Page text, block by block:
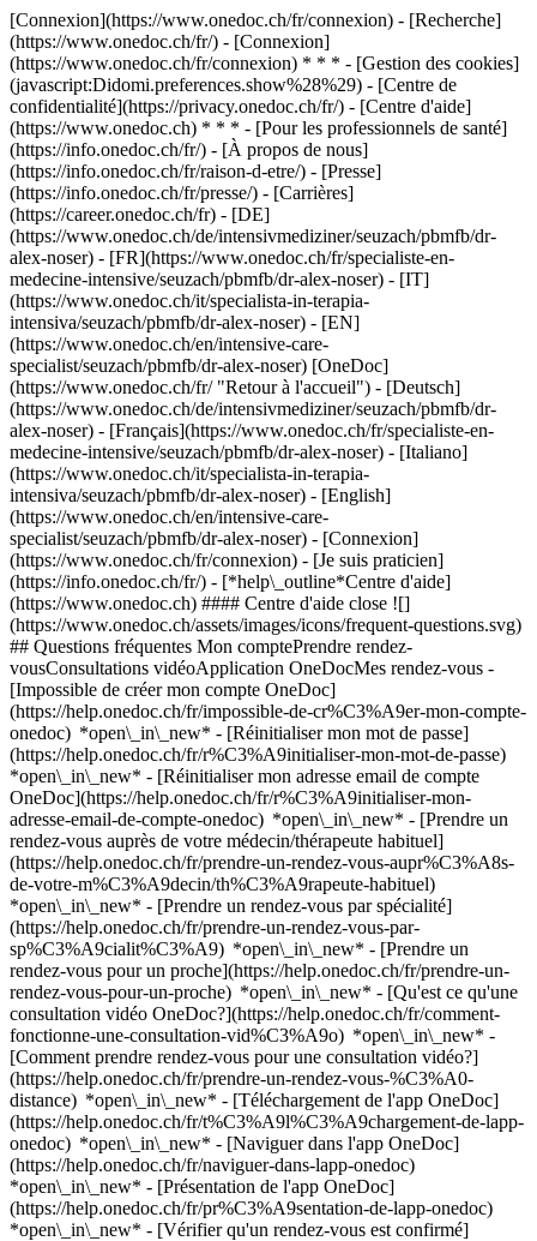
[Connexion](https://www.onedoc.ch/fr/connexion) - [Recherche]
(https://www.onedoc.ch/fr/) - [Connexion]
(https://www.onedoc.ch/fr/connexion) * * * - [Gestion des cookies]
(javascript:Didomi.preferences.show%28%29) - [Centre de
confidentialité](https://privacy.onedoc.ch/fr/) - [Centre d'aide]
(https://www.onedoc.ch) * * * - [Pour les professionnels de santé]
(https://info.onedoc.ch/fr/) - [À propos de nous]
(https://info.onedoc.ch/fr/raison-d-etre/) - [Presse]
(https://info.onedoc.ch/fr/presse/) - [Carrières]
(https://career.onedoc.ch/fr) - [DE]
(https://www.onedoc.ch/de/intensivmediziner/seuzach/pbmfb/dr-
alex-noser) - [FR](https://www.onedoc.ch/fr/specialiste-en-
medecine-intensive/seuzach/pbmfb/dr-alex-noser) - [IT]
(https://www.onedoc.ch/it/specialista-in-terapia-
intensiva/seuzach/pbmfb/dr-alex-noser) - [EN]
(https://www.onedoc.ch/en/intensive-care-
specialist/seuzach/pbmfb/dr-alex-noser) [OneDoc]
(https://www.onedoc.ch/fr/ "Retour à l'accueil") - [Deutsch]
(https://www.onedoc.ch/de/intensivmediziner/seuzach/pbmfb/dr-
alex-noser) - [Français](https://www.onedoc.ch/fr/specialiste-en-
medecine-intensive/seuzach/pbmfb/dr-alex-noser) - [Italiano]
(https://www.onedoc.ch/it/specialista-in-terapia-
intensiva/seuzach/pbmfb/dr-alex-noser) - [English]
(https://www.onedoc.ch/en/intensive-care-
specialist/seuzach/pbmfb/dr-alex-noser) - [Connexion]
(https://www.onedoc.ch/fr/connexion) - [Je suis praticien]
(https://info.onedoc.ch/fr/) - [*help\_outline*Centre d'aide]
(https://www.onedoc.ch) #### Centre d'aide close ![]
(https://www.onedoc.ch/assets/images/icons/frequent-questions.svg)
## Questions fréquentes Mon comptePrendre rendez-
vousConsultations vidéoApplication OneDocMes rendez-vous -
[Impossible de créer mon compte OneDoc]
(https://help.onedoc.ch/fr/impossible-de-cr%C3%A9er-mon-compte-
onedoc) *open\_in\_new* - [Réinitialiser mon mot de passe]
(https://help.onedoc.ch/fr/r%C3%A9initialiser-mon-mot-de-passe)
*open\_in\_new* - [Réinitialiser mon adresse email de compte
OneDoc](https://help.onedoc.ch/fr/r%C3%A9initialiser-mon-
adresse-email-de-compte-onedoc) *open\_in\_new* - [Prendre un
rendez-vous auprès de votre médecin/thérapeute habituel]
(https://help.onedoc.ch/fr/prendre-un-rendez-vous-aupr%C3%A8s-
de-votre-m%C3%A9decin/th%C3%A9rapeute-habituel)
*open\_in\_new* - [Prendre un rendez-vous par spécialité]
(https://help.onedoc.ch/fr/prendre-un-rendez-vous-par-
sp%C3%A9cialit%C3%A9) *open\_in\_new* - [Prendre un
rendez-vous pour un proche](https://help.onedoc.ch/fr/prendre-un-
rendez-vous-pour-un-proche) *open\_in\_new* - [Qu'est ce qu'une
consultation vidéo OneDoc?](https://help.onedoc.ch/fr/comment-
fonctionne-une-consultation-vid%C3%A9o) *open\_in\_new* -
[Comment prendre rendez-vous pour une consultation vidéo?]
(https://help.onedoc.ch/fr/prendre-un-rendez-vous-%C3%A0-
distance) *open\_in\_new* - [Téléchargement de l'app OneDoc]
(https://help.onedoc.ch/fr/t%C3%A9l%C3%A9chargement-de-lapp-
onedoc) *open\_in\_new* - [Naviguer dans l'app OneDoc]
(https://help.onedoc.ch/fr/naviguer-dans-lapp-onedoc)
*open\_in\_new* - [Présentation de l'app OneDoc]
(https://help.onedoc.ch/fr/pr%C3%A9sentation-de-lapp-onedoc)
*open\_in\_new* - [Vérifier qu'un rendez-vous est confirmé](https://help.onedoc.ch/fr/v%C3%A9rifier-quun-rendez-vous-est-confirm%C3%A9) *open\_in\_new* - [Annuler un rendez-vous pris en ligne sur OneDoc](https://help.onedoc.ch/fr/annuler-un-rendez-vous-pris-en-ligne-sur-onedoc) *open\_in\_new* - [Je ne reçois pas de confirmation de rendez-vous](https://help.onedoc.ch/fr/je-ne-re%C3%A7ois-pas-de-confirmation-de-rendez-vous) *open\_in\_new* [Voir tous nos articles *open\_in\_new*](https://help.onedoc.ch/fr/) ![Dr. Noser, spécialiste en médecine intensive à Seuzach](https://www.onedoc.ch/assets/images/male.png "Dr. Noser, spécialiste en médecine intensive à Seuzach") # Dr. Alex Noser ## Spécialiste en médecine intensive Résumé Carte Présentation Ce praticien n'est pas encore réservable en ligne sur OneDoc.[Prenez RDV en ligne avec un spécialiste en médecine intensive à Seuzach grâce à OneDoc.](https://www.onedoc.ch/fr/specialiste-en-medecine-intensive/seuzach) ![Icône patient avec un signe plus annonçant que le professionnel accepte de nouveaux patients](https://www.onedoc.ch/assets/images/icons/new-patients.svg) ### Patients acceptés Dr. Alex Noser accepte les nouveaux patients ![Icône mallette annonçant les spécialités du professionnel de santé](https://www.onedoc.ch/assets/images/icons/specialties.svg) ### Spécialités Anesthésiologie Médecine intensive ![Marqueur annonçant la carte et les informations d’accès du cabinet](https://www.onedoc.ch/assets/images/icons/map.svg) ### Carte et informations d'accès #### [narkose.ch Seuzach](https://www.onedoc.ch/fr/cabinet-de-groupe/seuzach/exi9/narkose-ch-seuzach) Deisrütistrasse 7 / Oberohringen 8472 Seuzach ![Icône document annonçant la présentation de l’établissement](https://www.onedoc.ch/assets/images/icons/presentation.svg) ### Présentation du professionnel de santé Dr. Noser, __spécialiste en médecine intensive à Seuzach__, vous reçoit dans son cabinet Deisrütistrasse 7 / Oberohringen. Dr. Noser est spécialiste en __médecine intensive à Seuzach__. Pour plus d'informations et prendre rendez-vous, composez le [052 320 01 20](tel:+41523200120). * * * #### Langues parlées allemand ![Icône bulle de dialogue annonçant la section FAQ](https://www.onedoc.ch/assets/images/icons/faq.svg) ### FAQ *expand\_more* *keyboard\_arrow\_right* ## Quelle est l'adresse de Dr. Alex Noser? Dr. Alex Noser reçoit des patients à Deisrütistrasse 7 / Oberohringen, 8472 Seuzach. * * * *keyboard\_arrow\_right* ## Quelles sont les langues parlées par Dr. Alex Noser? Dr. Alex Noser propose des consultations en allemand. * * * *keyboard\_arrow\_right* ## Quel est le numéro de téléphone de Dr. Alex Noser? Le numéro de téléphone de Dr. Alex Noser est [052 320 01 20](tel:+41523200120). * * * *keyboard\_arrow\_right* ## Quelles sont les spécialités de Dr. Alex Noser? Dr. Alex Noser est spécialiste en [anesthésiologie](https://www.onedoc.ch/fr/anesthesiste/seuzach) et [médecine intensive](https://www.onedoc.ch/fr/specialiste-en-medecine-intensive/seuzach) à Seuzach. 1. [OneDoc](https://www.onedoc.ch/fr/)/ 2. [Spécialiste en médecine intensive](https://www.onedoc.ch/fr/specialiste-en-medecine-intensive)/ 3. [Canton de Zurich](https://www.onedoc.ch/fr/specialiste-en-medecine-intensive/canton-de-zurich)/ 4. [Seuzach](https://www.onedoc.ch/fr/specialiste-en-medecine-intensive/seuzach)/ 5. Dr. Alex Noser [*edit*Mettre à jour ces informations ou supprimer ma fiche](mailto:support@onedoc.ch?subject=Mise%20%C3%A0%20jour%20description%20-%20Dr.%20Alex%20Noser%20-%20%23140985) ### Vous êtes Dr. Alex Noser? Prenez le contrôle de votre profil OneDoc! Optimisez la gestion de votre cabinet médical avec notre solution de prise de rendez-vous en ligne: *call\_received*Réduisez les no-shows grâce aux SMS de rappel envoyés automatiquement. *access\_time*Simplifiez la gestion de votre cabinet et économisez du temps administratif. *visibility*Proposez la prise de rendez-vous en ligne, un service apprécié par vos patients. *thumb\_up*Boostez votre visibilité grâce au premier site de rendez-vous médicaux en Suisse. [Découvrir OneDoc Pro](https://info.onedoc.ch/fr/) ### Téléchargez l'app OneDoc Prenez rendez-vous en ligne chez un médecin, un dentiste ou un thérapeute proche de vous en Suisse. L'application OneDoc vous permet de gérer tous vos rendez-vous médicaux depuis votre natel, n'importe où et n'importe quand. ![Code QR redirigeant vers l’App Store ou Google Play pour télécharger l’app OneDoc Patients](https://www.onedoc.ch/assets/images/download-app-qr.jpeg) Scannez le QR code pour télécharger l’application [![Téléchargez notre application sur l'App Store!](https://www.onedoc.ch/assets/images/app-store-badge-fr.svg)](https://apps.apple.com/ch/app/onedoc/id1592376413?l=fr)[![Téléchargez notre application sur le Google Play Store!](https://www.onedoc.ch/assets/images/google-play-badge-fr.png)](https://play.google.com/store/apps/details?id=ch.onedoc.patient&hl=fr-CH) *keyboard\_arrow\_right* ## Spécialités associées [Anesthésiste à Zurich](https://www.onedoc.ch/fr/anesthesiste/zurich)[Anesthésiste à Rafz](https://www.onedoc.ch/fr/anesthesiste/rafz)[Anesthésiste à Uitikon](https://www.onedoc.ch/fr/anesthesiste/uitikon)[Anesthésiste à Winkel](https://www.onedoc.ch/fr/anesthesiste/winkel)[Spécialiste en médecine intensive à Winkel](https://www.onedoc.ch/fr/specialiste-en-medecine-intensive/winkel) *keyboard\_arrow\_right* ## Recherches fréquentes [Spécialiste en médecine interne générale à Zurich](https://www.onedoc.ch/fr/specialiste-en-medecine-interne-generale/zurich)[Gynécologue obstétricien à Zurich](https://www.onedoc.ch/fr/gynecologue-obstetricien/zurich)[Ophtalmologue à Zurich](https://www.onedoc.ch/fr/ophtalmologue/zurich)[Masseur classique à Zurich](https://www.onedoc.ch/fr/masseur-classique/zurich)[Physiothérapeute à Zurich](https://www.onedoc.ch/fr/physiotherapeute/zurich)[Médecin généraliste à Zurich](https://www.onedoc.ch/fr/medecin-generaliste/zurich)[Dermatologue à Zurich](https://www.onedoc.ch/fr/dermatologue/zurich)[Centre de vaccination à Zurich](https://www.onedoc.ch/fr/centre-de-vaccination/zurich)[Spécialiste en médecine esthétique à Zurich](https://www.onedoc.ch/fr/specialiste-en-medecine-esthetique/zurich)[Réflexologue à Zurich](https://www.onedoc.ch/fr/reflexologue/zurich)[Masseur médical à Zurich](https://www.onedoc.ch/fr/masseur-medical/zurich)[Physiothérapeute à Winterthour](https://www.onedoc.ch/fr/physiotherapeute/winterthour)[Ostéopathe à Zurich](https://www.onedoc.ch/fr/osteopathe/zurich)[Gastro-entérologue à Zurich](https://www.onedoc.ch/fr/gastro-enterologue/zurich)[Neurologue à Zurich](https://www.onedoc.ch/fr/neurologue/zurich)[Médecin généraliste à Winterthour](https://www.onedoc.ch/fr/medecin-generaliste/winterthour)[Médecin-dentiste à Zurich](https://www.onedoc.ch/fr/medecin-dentiste/zurich)[Naturopathe MCO/TEN à Zurich](https://www.onedoc.ch/fr/naturopathe-mco-ten/zurich)[Prestations de santé en pharmacie à Zurich](https://www.onedoc.ch/fr/prestations-de-sante-en-pharmacie/zurich)[Cardiologue à Zurich](https://www.onedoc.ch/fr/cardiologue/zurich)[Hygiéniste dentaire à Zurich](https://www.onedoc.ch/fr/hygieniste-dentaire/zurich) *keyboard\_arrow\_right* ## Annuaire des professionnels de santé suisses [Liste des praticiens](https://www.onedoc.ch/fr/annuaire) [A](https://www.onedoc.ch/fr/annuaire/A) [B](https://www.onedoc.ch/fr/annuaire/B) [C](https://www.onedoc.ch/fr/annuaire/C) [D](https://www.onedoc.ch/fr/annuaire/D) [E](https://www.onedoc.ch/fr/annuaire/E) [F](https://www.onedoc.ch/fr/annuaire/F) [G](https://www.onedoc.ch/fr/annuaire/G) [H](https://www.onedoc.ch/fr/annuaire/H) [I](https://www.onedoc.ch/fr/annuaire/I) [J](https://www.onedoc.ch/fr/annuaire/J) [K](https://www.onedoc.ch/fr/annuaire/K) [L](https://www.onedoc.ch/fr/annuaire/L) [M](https://www.onedoc.ch/fr/annuaire/M) [N](https://www.onedoc.ch/fr/annuaire/N) [O](https://www.onedoc.ch/fr/annuaire/O) [P](https://www.onedoc.ch/fr/annuaire/P) [Q](https://www.onedoc.ch/fr/annuaire/Q) [R](https://www.onedoc.ch/fr/annuaire/R) [S](https://www.onedoc.ch/fr/annuaire/S) [T](https://www.onedoc.ch/fr/annuaire/T) [U](https://www.onedoc.ch/fr/annuaire/U) [V](https://www.onedoc.ch/fr/annuaire/V) [W](https://www.onedoc.ch/fr/annuaire/W) [X](https://www.onedoc.ch/fr/annuaire/X) [Y](https://www.onedoc.ch/fr/annuaire/Y) [Z](https://www.onedoc.ch/fr/annuaire/Z) ## OneDoc [Pour les professionnels de santé](https://info.onedoc.ch/fr/) [À propos de nous](https://info.onedoc.ch/fr/raison-d-etre/) [Presse](https://info.onedoc.ch/fr/presse/) [Carrières](https://career.onedoc.ch/fr) [Centre de confidentialité](https://privacy.onedoc.ch/fr/) [Gestion des cookies](javascript:Didomi.preferences.show%28%29) [Centre d'aide](https://help.onedoc.ch/fr/) ## Langues [Deutsch](https://www.onedoc.ch/de/intensivmediziner/seuzach/pbmfb/dr-alex-noser) [Français](https://www.onedoc.ch/fr/specialiste-en-medecine-intensive/seuzach/pbmfb/dr-alex-noser) [Italiano](https://www.onedoc.ch/it/specialista-in-terapia-intensiva/seuzach/pbmfb/dr-alex-noser) [English](https://www.onedoc.ch/en/intensive-care-specialist/seuzach/pbmfb/dr-alex-noser) ## Spécialités associées [Anesthésiste à Zurich](https://www.onedoc.ch/fr/anesthesiste/zurich) [Anesthésiste à Rafz](https://www.onedoc.ch/fr/anesthesiste/rafz) [Anesthésiste à Uitikon](https://www.onedoc.ch/fr/anesthesiste/uitikon) [Anesthésiste à Winkel](https://www.onedoc.ch/fr/anesthesiste/winkel) [Spécialiste en médecine intensive à Winkel](https://www.onedoc.ch/fr/specialiste-en-medecine-intensive/winkel) ## Recherches fréquentes [Spécialiste en médecine interne générale à Zurich](https://www.onedoc.ch/fr/specialiste-en-medecine-interne-generale/zurich) [Gynécologue obstétricien à Zurich](https://www.onedoc.ch/fr/gynecologue-obstetricien/zurich) [Ophtalmologue à Zurich](https://www.onedoc.ch/fr/ophtalmologue/zuric